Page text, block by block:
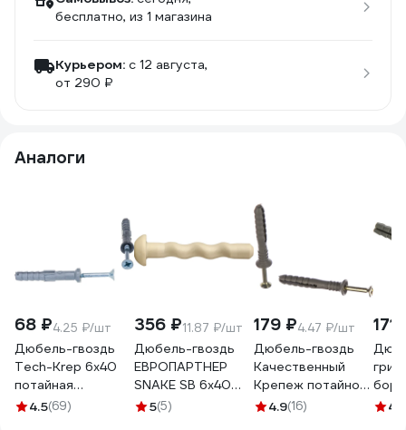
бесплатно, из 1 магазина
Курьером: c 12 августа,
от 290 ₽
Аналоги
68 ₽4.25 ₽/шт
Дюбель-гвоздь
Tech-Krep 6х40
потайная
манжета,
4.5(69)
356 ₽11.87 ₽/шт
Дюбель-гвоздь
ЕВРОПАРТНЕР
SNAKE SB 6x40
нейлон усилен. 30
5(5)
179 ₽4.47 ₽/шт
Дюбель-гвоздь
Качественный
Крепеж потайной
бортик 6х40 40
4.9(16)
171
4.7